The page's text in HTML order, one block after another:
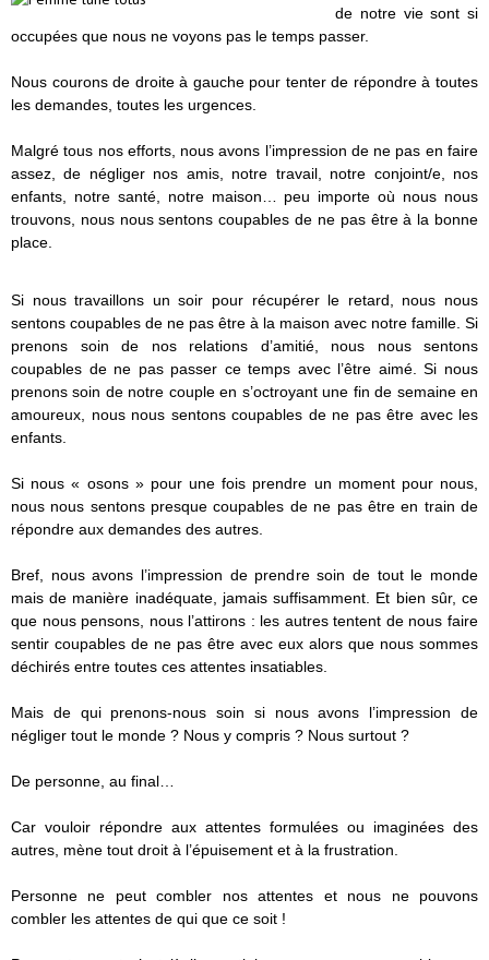
de notre vie sont si
occupées que nous ne voyons pas le temps passer.
Nous courons de droite à gauche pour tenter de répondre à toutes
les demandes, toutes les urgences.
Malgré tous nos efforts, nous avons l’impression de ne pas en faire
assez, de négliger nos amis, notre travail, notre conjoint/e, nos
enfants, notre santé, notre maison… peu importe où nous nous
trouvons, nous nous sentons coupables de ne pas être à la bonne
place.
Si nous travaillons un soir pour récupérer le retard, nous nous
sentons coupables de ne pas être à la maison avec notre famille. Si
prenons soin de nos relations d’amitié, nous nous sentons
coupables de ne pas passer ce temps avec l’être aimé. Si nous
prenons soin de notre couple en s’octroyant une fin de semaine en
amoureux, nous nous sentons coupables de ne pas être avec les
enfants.
Si nous « osons » pour une fois prendre un moment pour nous,
nous nous sentons presque coupables de ne pas être en train de
répondre aux demandes des autres.
Bref, nous avons l’impression de prendre soin de tout le monde
mais de manière inadéquate, jamais suffisamment. Et bien sûr, ce
que nous pensons, nous l’attirons : les autres tentent de nous faire
sentir coupables de ne pas être avec eux alors que nous sommes
déchirés entre toutes ces attentes insatiables.
Mais de qui prenons-nous soin si nous avons l’impression de
négliger tout le monde ? Nous y compris ? Nous surtout ?
De personne, au final…
Car vouloir répondre aux attentes formulées ou imaginées des
autres, mène tout droit à l’épuisement et à la frustration.
Personne ne peut combler nos attentes et nous ne pouvons
combler les attentes de qui que ce soit !